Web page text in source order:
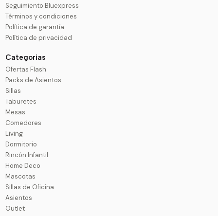
Seguimiento Bluexpress
Términos y condiciones
Política de garantía
Política de privacidad
Categorias
Ofertas Flash
Packs de Asientos
Sillas
Taburetes
Mesas
Comedores
Living
Dormitorio
Rincón Infantil
Home Deco
Mascotas
Sillas de Oficina
Asientos
Outlet